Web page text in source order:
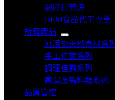
關於日芳牌
OEM食品代工專業
所有產品
無污染天然食材系列
手工佳餚系列
調理佳餚系列
高湯及醬料類系列
品質管控